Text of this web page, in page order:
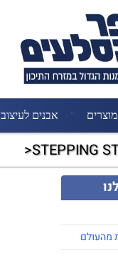
מוצרים אבנים לעיצוב
STEPPING
מהעולם